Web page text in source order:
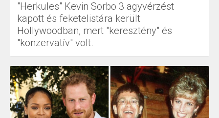
"Herkules" Kevin Sorbo 3 agyvérzést
kapott és feketelistára került
Hollywoodban, mert "keresztény" és
"konzervatív" volt.